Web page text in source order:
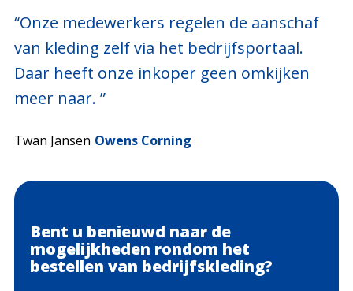
“Onze medewerkers regelen de aanschaf
van kleding zelf via het bedrijfsportaal.
Daar heeft onze inkoper geen omkijken
meer naar. ”
Twan Jansen Owens Corning
Bent u benieuwd naar de
mogelijkheden rondom het
bestellen van bedrijfskleding?